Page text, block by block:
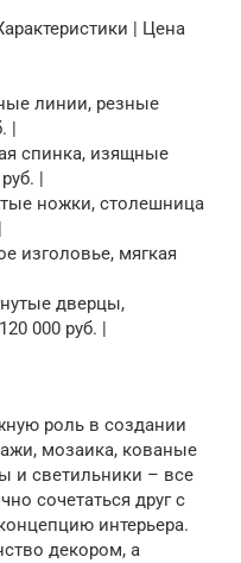
| Цена
линии, резные
спинка, изящные
|
ножки, столешница
изголовье, мягкая
дверцы,
000 руб. |
роль в создании
мозаика, кованые
и светильники – все
сочетаться друг с
интерьера.
декором, а